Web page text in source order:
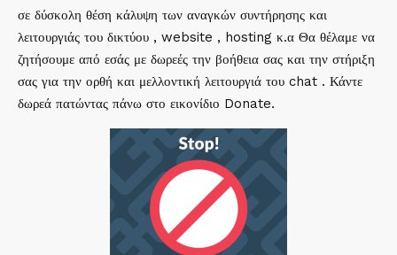
σε δύσκολη θέση κάλυψη των αναγκών συντήρησης και
λειτουργιάς του δικτύου , website , hosting κ.α Θα θέλαμε να
ζητήσουμε από εσάς με δωρεές την βοήθεια σας και την στήριξη
σας για την ορθή και μελλοντική λειτουργιά του chat . Κάντε
δωρεά πατώντας πάνω στο εικονίδιο Donate.